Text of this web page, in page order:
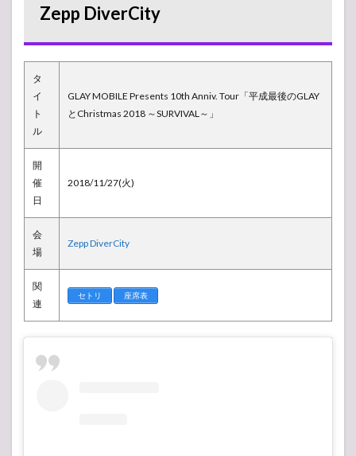
DiverCity
周辺
イベ
1.2
会場
子
レポ
【ア
ー
ト】
人気
投票
Zepp DiverCity
タ
イ
ト
ル
GLAY MOBILE Presents 10th Anniv. Tour「平成最後のGLAY
とChristmas 2018 ～SURVIVAL～」
開
催
日
2018/11/27(火)
会
場
Zepp DiverCity
関
連
セトリ 座席表